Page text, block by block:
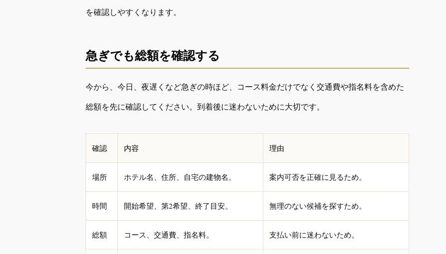
を確認しやすくなります。
急ぎでも総額を確認する
今から、今日、夜遅くなど急ぎの時ほど、コース料金だけでなく交通費や指名料を含めた
総額を先に確認してください。到着後に迷わないために大切です。
確認 内容 理由
場所 ホテル名、住所、自宅の建物名。 案内可否を正確に見るため。
時間 開始希望、第2希望、終了目安。 無理のない候補を探すため。
総額 コース、交通費、指名料。 支払い前に迷わないため。